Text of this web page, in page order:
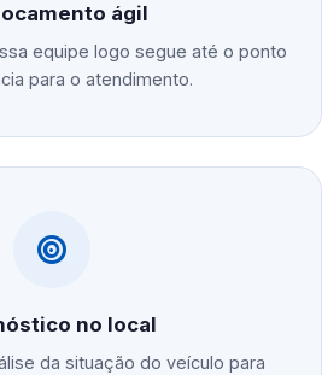
ágil
equipe logo segue até o ponto
para o atendimento.
no local
da situação do veículo para